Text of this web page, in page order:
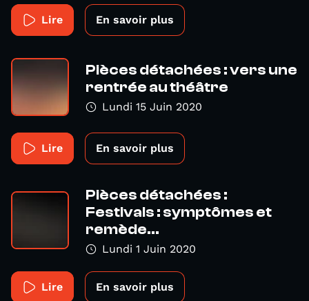
Lire En savoir plus
Pièces détachées : vers une
rentrée au théâtre
Lundi 15 Juin 2020
Lire En savoir plus
Pièces détachées :
Festivals : symptômes et
remède...
Lundi 1 Juin 2020
Lire En savoir plus